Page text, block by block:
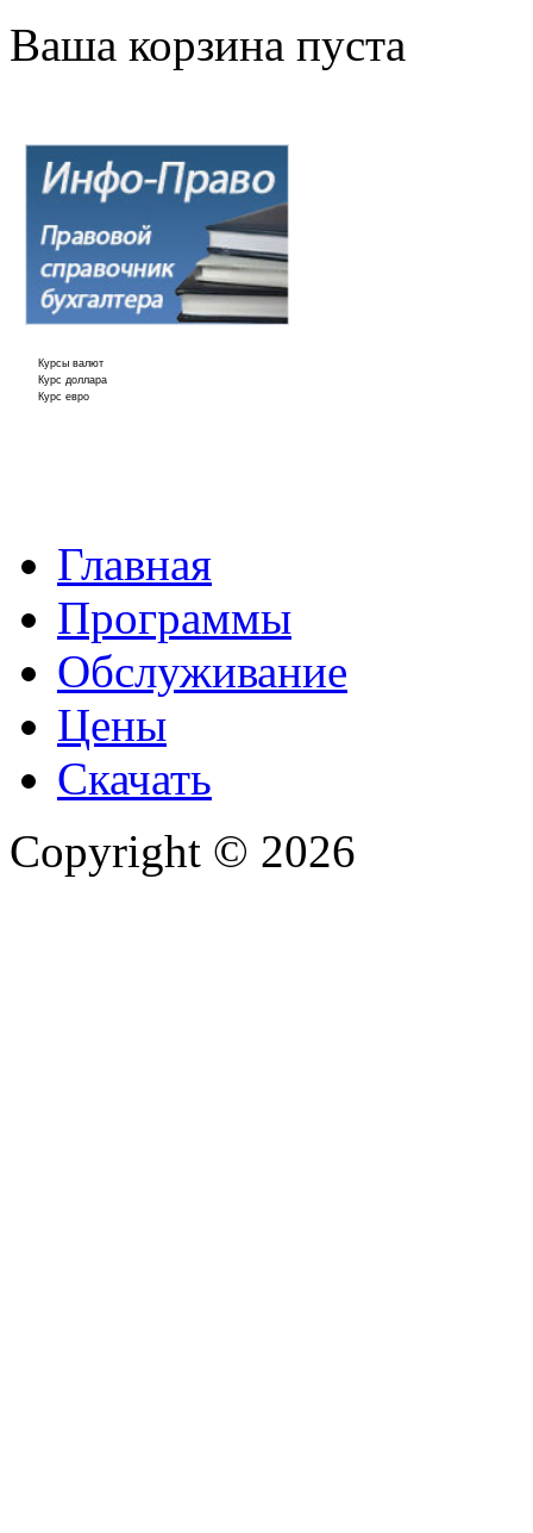
Ваша корзина пуста
Курсы валют
Курс доллара
Курс евро
Главная
Программы
Обслуживание
Цены
Скачать
Copyright © 2026